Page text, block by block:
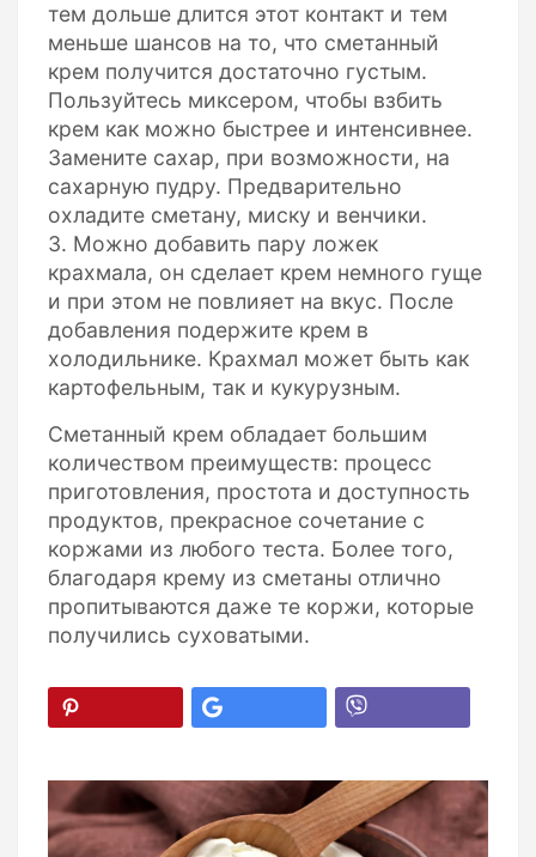
тем дольше длится этот контакт и тем
меньше шансов на то, что сметанный
крем получится достаточно густым.
Пользуйтесь миксером, чтобы взбить
крем как можно быстрее и интенсивнее.
Замените сахар, при возможности, на
сахарную пудру. Предварительно
охладите сметану, миску и венчики.
3. Можно добавить пару ложек
крахмала, он сделает крем немного гуще
и при этом не повлияет на вкус. После
добавления подержите крем в
холодильнике. Крахмал может быть как
картофельным, так и кукурузным.
Сметанный крем обладает большим
количеством преимуществ: процесс
приготовления, простота и доступность
продуктов, прекрасное сочетание с
коржами из любого теста. Более того,
благодаря крему из сметаны отлично
пропитываются даже те коржи, которые
получились суховатыми.